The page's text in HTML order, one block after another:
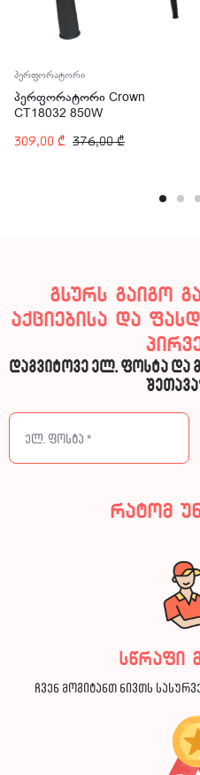
პერფორატორი
პერფორატორი Crown
CT18032 850W
309,00 ₾ 376,00₾
გსურს გაიგო
აქციებისა და
დაგვიტოვე ელ. ფოსტა და
რატომ
სწრაფი
ჩვენ მოგიტანთ ნივთს